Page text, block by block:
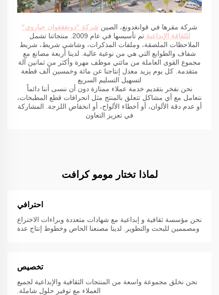
شركة مقرها في قوانغدونغ، الصين شركة "دونغغغوان جياروي"
للثقافة الإبداعية
تم تأسيسها في عام 2009. منتجاتنا تشمل
الملاحظات الملصقة، وملفات المذكرات، وشاشي شريط، شريط
شفاف والطوابع التي هي من نوعية عالية. لدينا أربعة مصانع مع
مجموع القوى العاملة من مائتي موظف مهرة وأكثر من ثمانين آلة
متقدمة. كل يوم يزيد معدل إنتاجنا عن مائة وخمسين ألف قطعة
لتسهيل التسليم السريع
نحن نفخر بتقديم خدمة عملاء ممتازة دون أن ننسى أننا دائماً
نتعامل مع أي مشاكل تتعلق بالمنتج مثل انحرافات قطع المطبخات،
أو عدم دقة الألوان، أو أخطاء الألواح، أو انخفاض اللزجة. المشاركة
في تعزيز التعاون
لماذا تختار مومو كرافت
احترافي
نحن مؤسسة ثقافية و إبداعية مع شهادات متعددة وبراءات الاختراع
ومصممين للبحث والتطوير. لدينا مصنعنا الخاص وخطوط إنتاج عدة
تخصيص
نحن نخلق مجموعة واسعة من المنتجات الثقافية والإبداعية لجميع
العملاء مع توفير حلول شاملة.